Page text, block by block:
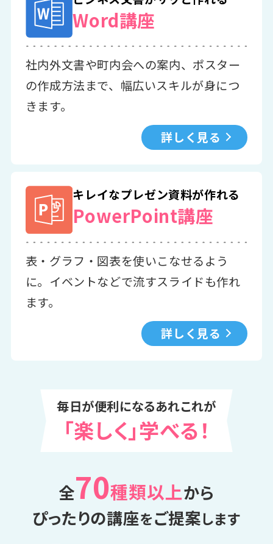
Word講座
社内外文書や町内会への案内、ポスター
の作成方法まで、幅広いスキルが身につ
きます。
詳しく見る
キレイなプレゼン資料が作れる
PowerPoint講座
表・グラフ・図表を使いこなせるよう
に。イベントなどで流すスライドも作れ
ます。
詳しく見る
毎日が便利になるあれこれが
「楽しく」学べる！
全70種類以上から
ぴったりの講座をご提案します